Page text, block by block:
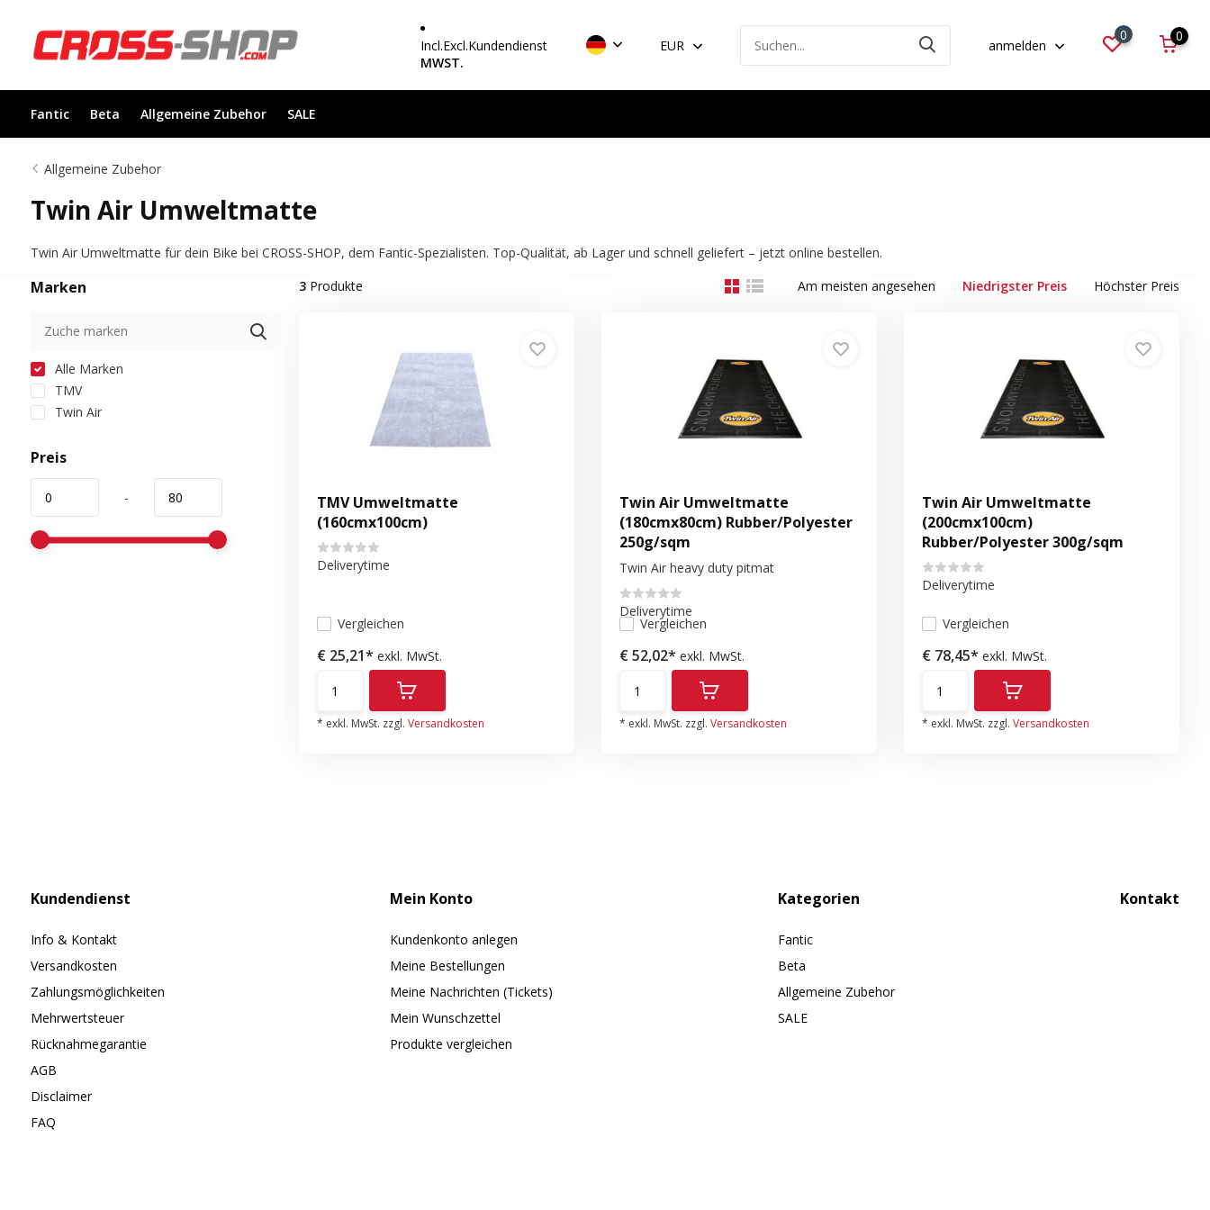
Incl.Excl.
MWST.
Kundendienst EUR anmelden
0 0
Fantic Beta Allgemeine Zubehor SALE
Allgemeine Zubehor
Twin Air Umweltmatte
Twin Air Umweltmatte für dein Bike bei CROSS-SHOP, dem Fantic-Spezialisten. Top-Qualität, ab Lager und schnell geliefert – jetzt online bestellen.
Marken
Alle Marken
TMV
Twin Air
Preis
-
3Produkte Am meisten angesehen Niedrigster Preis Höchster Preis
TMV Umweltmatte
(160cmx100cm)
Deliverytime
Vergleichen
€ 25,21* exkl. MwSt.
* exkl. MwSt. zzgl. Versandkosten
Twin Air Umweltmatte
(180cmx80cm) Rubber/Polyester
250g/sqm
Twin Air heavy duty pitmat
Deliverytime
Vergleichen
€ 52,02* exkl. MwSt.
* exkl. MwSt. zzgl. Versandkosten
Twin Air Umweltmatte
(200cmx100cm)
Rubber/Polyester 300g/sqm
Deliverytime
Vergleichen
€ 78,45*exkl. MwSt.
* exkl. MwSt. zzgl.Versandkosten
Kundendienst
Info & Kontakt
Versandkosten
Zahlungsmöglichkeiten
Mehrwertsteuer
Rücknahmegarantie
AGB
Disclaimer
FAQ
Mein Konto
Kundenkonto anlegen
Meine Bestellungen
Meine Nachrichten (Tickets)
Mein Wunschzettel
Produkte vergleichen
Kategorien
Fantic
Beta
Allgemeine Zubehor
SALE
Kontakt